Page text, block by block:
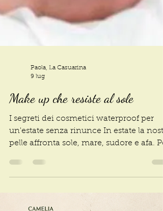
Paola, La Casuarina
9 lug
Make up che resiste al sole
pelle affronta sole, mare, sudore e afa.
questo scegliere i prodotti giusti fa